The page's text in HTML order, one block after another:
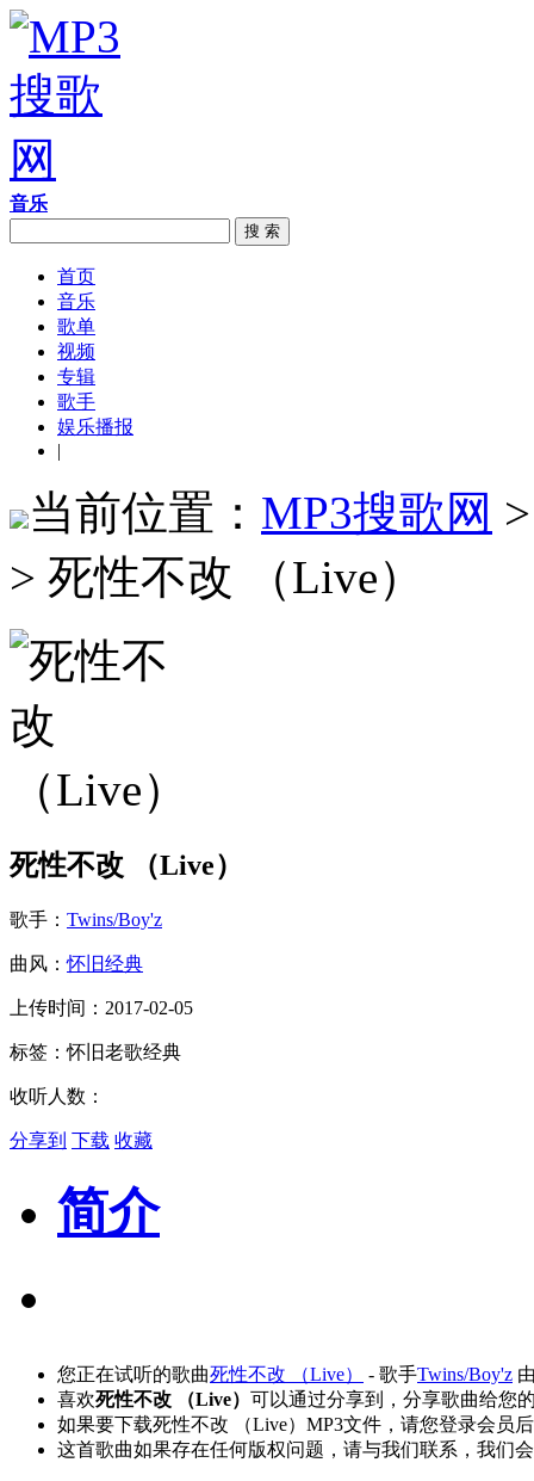
音乐
搜 索
首页
音乐
歌单
视频
专辑
歌手
娱乐播报
|
当前位置： MP3搜歌网
> 死性不改 （Live）
死性不改 （Live）
歌手： Twins/Boy'z
曲风：怀旧经典
上传时间：2017-02-05
标签：怀旧老歌经典
收听人数：
分享到 下载 收藏
简介
您正在试听的歌曲死性不改 （Live） - 歌手Twins/Boy'z
喜欢死性不改 （Live） 可以通过分享到，分享歌曲给您
如果要下载死性不改 （Live）MP3文件，请您登录会员
这首歌曲如果存在任何版权问题，请与我们联系，我们